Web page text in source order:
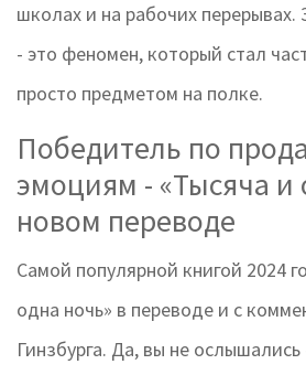
школах и на рабочих перерывах.
- это феномен, который стал
просто предметом на полке.
Победитель по
эмоциям - «Тысяча и
новом переводе
Самой популярной книгой 2024
одна ночь» в переводе и с
Гинзбурга. Да, вы не ослышались